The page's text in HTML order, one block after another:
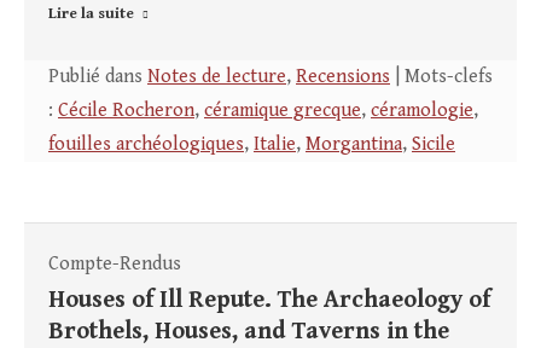
Lire la suite
Publié dans Notes de lecture, Recensions | Mots-clefs
: Cécile Rocheron, céramique grecque, céramologie,
fouilles archéologiques, Italie, Morgantina, Sicile
Compte-Rendus
Houses of Ill Repute. The Archaeology of
Brothels, Houses, and Taverns in the